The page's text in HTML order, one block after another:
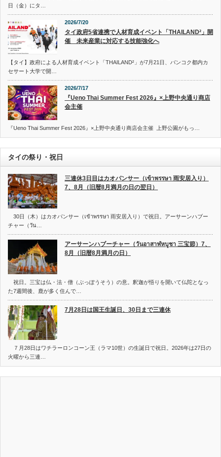
日（金）にタ…
2026/7/20
タイ政府5省連携で人材育成イベント「THAILAND²」開
催 未来産業に対応する技能強化へ
【タイ】政府による人材育成イベント「THAILAND²」が7月21日、バンコク都内カ
セサート大学で開…
2026/7/17
『Ueno Thai Summer Fest 2026』×上野中央通り商店
会主催
『Ueno Thai Summer Fest 2026』×上野中央通り商店会主催 上野公園がもっ…
タイの祭り・祝日
三連休3日目はカオパンサー（เข้าพรรษา 雨安居入り）
7、8月（旧暦8月満月の日の翌日）
30日（木）はカオパンサー（เข้าพรรษา 雨安居入り）で祝日。アーサーンハブー
チャー（วัน…
アーサーンハブーチャー（วันอาสาฬหบูชา 三宝節）7、
8月（旧暦8月満月の日）
祝日。三宝は仏・法・僧（ぶっぽうそう）の意。釈迦が悟りを開いて仏陀となっ
た7週間後、鹿が多く住んで…
7月28日は国王生誕日、30日まで三連休
７月28日はワチラーロンコーン王（ラマ10世）の生誕日で祝日。2026年は27日の
火曜から三連…